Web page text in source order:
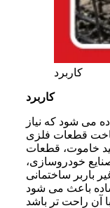
کاربرد
کاربرد
می شود که نیاز
قطعات فلزی
خاموت، قطعات
خودروسازی،
باربر ساختمانی
باعث می شود